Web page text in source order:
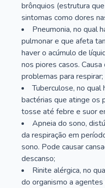
brônquios (estrutura
sintomas como dores
Pneumonia, no qual
pulmonar e que afeta
haver o acúmulo de
nos piores casos.
problemas para respirar;
Tuberculose, no qual
bactérias que atinge os
tosse até febre e suor
Apneia do sono,
da respiração em
sono. Pode causar
descanso;
Rinite alérgica, no
do organismo a